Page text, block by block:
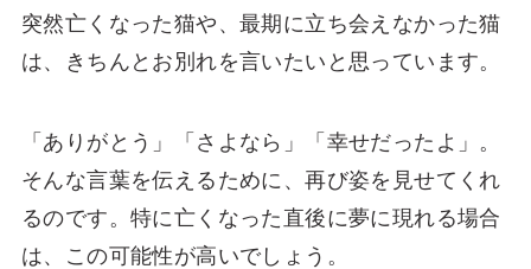
突然亡くなった猫や、最期に立ち会えなかった猫
は、きちんとお別れを言いたいと思っています。
「ありがとう」「さよなら」「幸せだったよ」。
そんな言葉を伝えるために、再び姿を見せてくれ
るのです。特に亡くなった直後に夢に現れる場合
は、この可能性が高いでしょう。